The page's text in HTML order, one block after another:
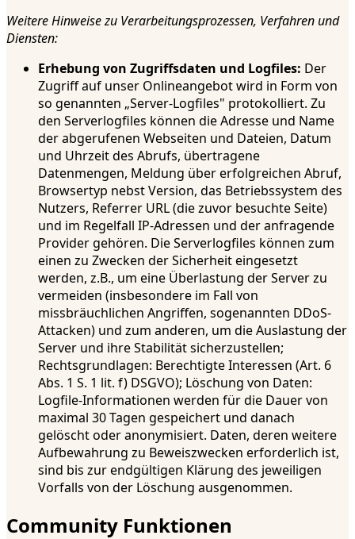
Weitere Hinweise zu Verarbeitungsprozessen, Verfahren und
Diensten:
Erhebung von Zugriffsdaten und Logfiles: Der
Zugriff auf unser Onlineangebot wird in Form von
so genannten „Server-Logfiles" protokolliert. Zu
den Serverlogfiles können die Adresse und Name
der abgerufenen Webseiten und Dateien, Datum
und Uhrzeit des Abrufs, übertragene
Datenmengen, Meldung über erfolgreichen Abruf,
Browsertyp nebst Version, das Betriebssystem des
Nutzers, Referrer URL (die zuvor besuchte Seite)
und im Regelfall IP-Adressen und der anfragende
Provider gehören. Die Serverlogfiles können zum
einen zu Zwecken der Sicherheit eingesetzt
werden, z.B., um eine Überlastung der Server zu
vermeiden (insbesondere im Fall von
missbräuchlichen Angriffen, sogenannten DDoS-
Attacken) und zum anderen, um die Auslastung der
Server und ihre Stabilität sicherzustellen;
Rechtsgrundlagen: Berechtigte Interessen (Art. 6
Abs. 1 S. 1 lit. f) DSGVO); Löschung von Daten:
Logfile-Informationen werden für die Dauer von
maximal 30 Tagen gespeichert und danach
gelöscht oder anonymisiert. Daten, deren weitere
Aufbewahrung zu Beweiszwecken erforderlich ist,
sind bis zur endgültigen Klärung des jeweiligen
Vorfalls von der Löschung ausgenommen.
Community Funktionen